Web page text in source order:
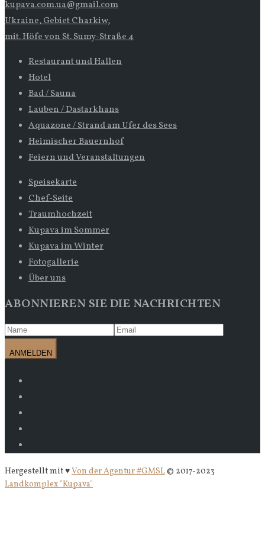
kupava.com.ua@gmail.com
Ukraine, Gebiet Charkiw,
mit. Höfe von St. Sumy-Straße 4
Restaurant und Hallen
Hotel
Bad / Sauna
Lauben / Dastarkhans
Aquazone / Strand am Ufer des Sees
Heimischer Bauernhof
Feiern und Veranstaltungen
Speisekarte
Chef-Seite
Traumhochzeit
Kupava im Sommer
Kupava im Winter
Fotogallerie
Über uns
ABONNIEREN SIE DIE NACHRICHTEN
Hergestellt mit ♥Von der Agentur #GMSL© 2017-2023
Landkomplex "Kupava"